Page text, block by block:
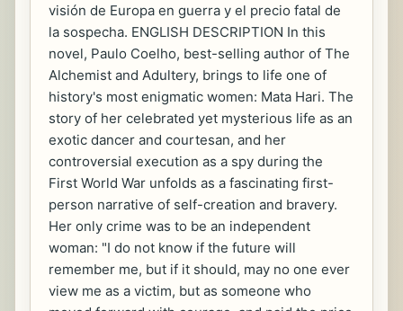
visión de Europa en guerra y el precio fatal de
la sospecha. ENGLISH DESCRIPTION In this
novel, Paulo Coelho, best-selling author of The
Alchemist and Adultery, brings to life one of
history's most enigmatic women: Mata Hari. The
story of her celebrated yet mysterious life as an
exotic dancer and courtesan, and her
controversial execution as a spy during the
First World War unfolds as a fascinating first-
person narrative of self-creation and bravery.
Her only crime was to be an independent
woman: "I do not know if the future will
remember me, but if it should, may no one ever
view me as a victim, but as someone who